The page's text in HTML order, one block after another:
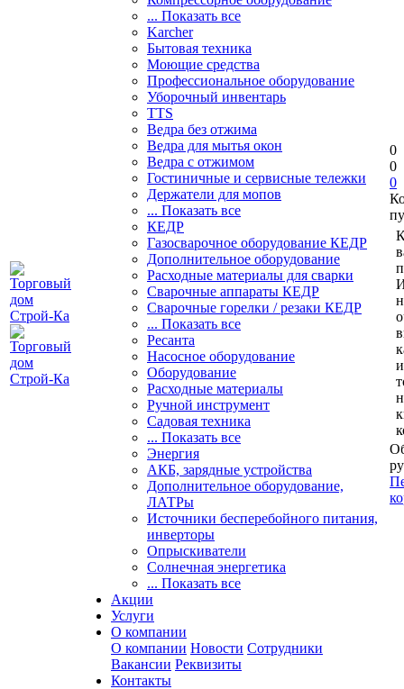
... Показать все
Karcher
Бытовая техника
Моющие средства
Профессиональное оборудование
Уборочный инвентарь
TTS
Ведра без отжима
Ведра для мытья окон
Ведра с отжимом
Гостиничные и сервисные тележки
Держатели для мопов
... Показать все
КЕДР
Газосварочное оборудование КЕДР
Дополнительное оборудование
Расходные материалы для сварки
Сварочные аппараты КЕДР
Сварочные горелки / резаки КЕДР
... Показать все
Ресанта
Насосное оборудование
Оборудование
Расходные материалы
Ручной инструмент
Садовая техника
... Показать все
Энергия
АКБ, зарядные устройства
Дополнительное оборудование,
ЛАТРы
Источники бесперебойного питания,
инверторы
Опрыскиватели
Солнечная энергетика
... Показать все
Акции
Услуги
О компании
О компании Новости Сотрудники
Вакансии Реквизиты
Контакты
0
0
0